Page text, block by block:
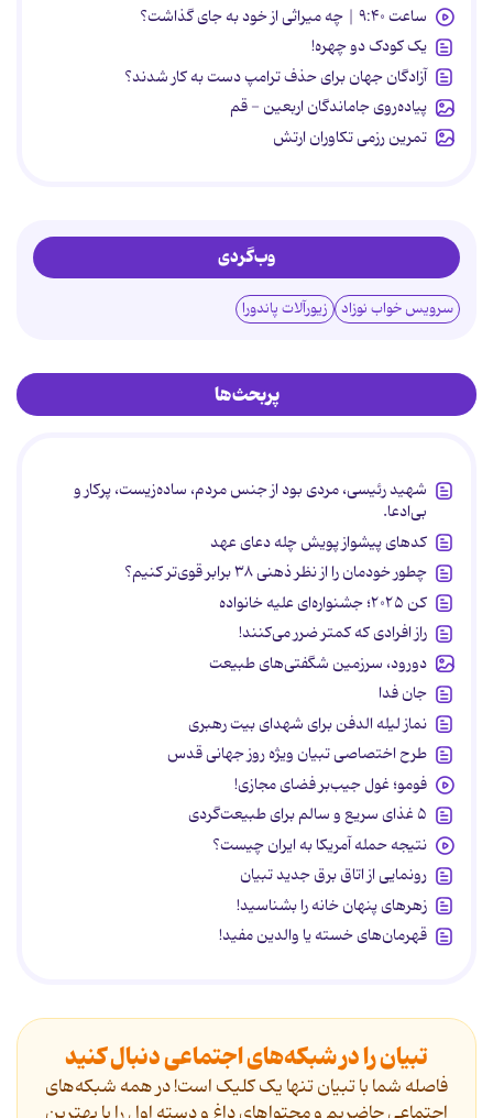
ساعت ۹:۴۰ | چه میراثی از خود به جای گذاشت؟
یک کودک دو چهره!
آزادگان جهان برای حذف ترامپ دست به کار شدند؟
پیاده‌روی جاماندگان اربعین - قم
تمرین رزمی تکاوران ارتش
وب‌گردی
سرویس خواب نوزاد زیورآلات پاندورا
پربحث‌ها
شهید رئیسی، مردی بود از جنس مردم، ساده‌زیست، پرکار و
بی‌ادعا.
کدهای پیشواز پویش چله دعای عهد
چطور خودمان را از نظر ذهنی ۳۸ برابر قوی‌تر کنیم؟
کن ۲۰۲۵؛ جشنواره‌ای علیه خانواده
راز افرادی که کمتر ضرر می‌کنند!
دورود، سرزمین شگفتی‌های طبیعت
جان فدا
نماز لیله الدفن برای شهدای بیت رهبری
طرح اختصاصی تبیان ویژه روز جهانی قدس
فومو؛ غول جیب‌بر فضای مجازی!
۵ غذای سریع و سالم برای طبیعت‌گردی
نتیجه حمله آمریکا به ایران چیست؟
رونمایی از اتاق برق جدید تبیان
زهرهای پنهان خانه را بشناسید!
قهرمان‌های خسته یا والدین مفید!
تبیان را در شبکه‌های اجتماعی دنبال کنید
فاصله شما با تبیان تنها یک کلیک است! در همه شبکه‌های